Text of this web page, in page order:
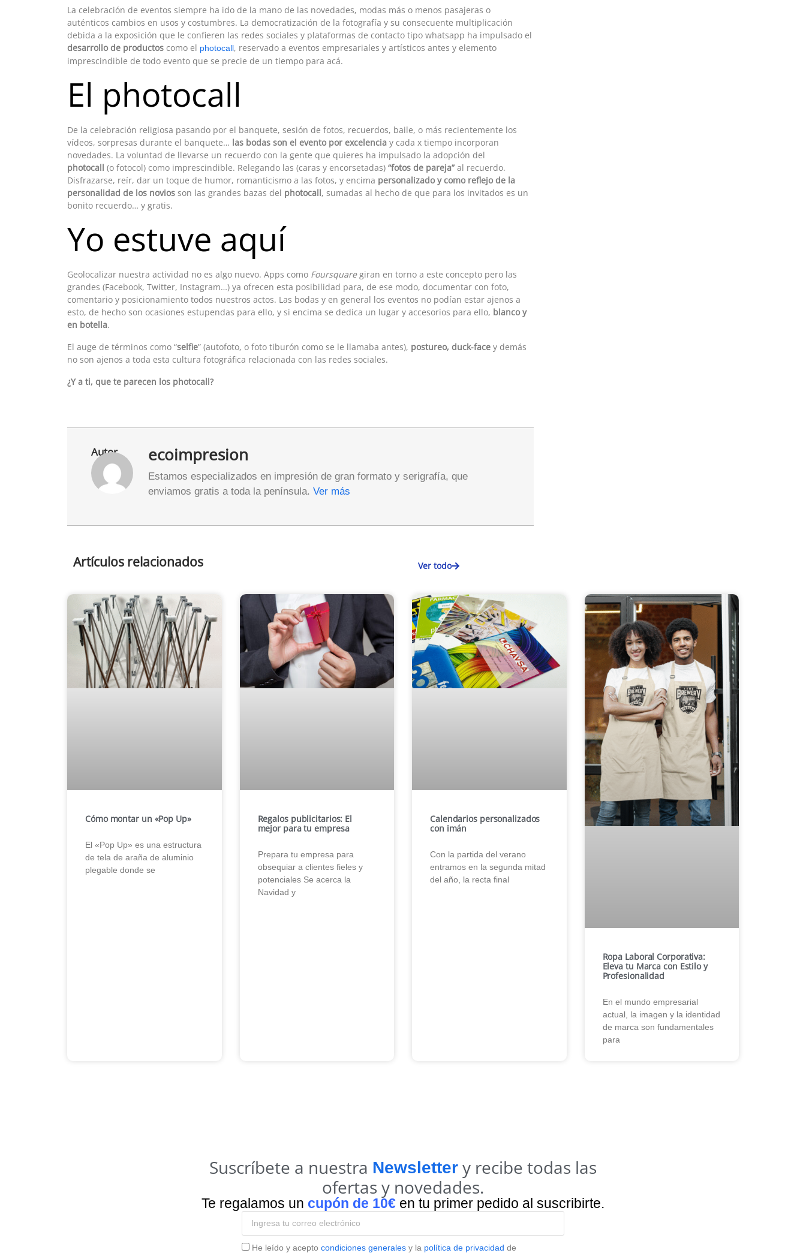
La celebración de eventos siempre ha ido de la mano de las novedades, modas más o menos pasajeras o
auténticos cambios en usos y costumbres. La democratización de la fotografía y su consecuente multiplicación
debida a la exposición que le confieren las redes sociales y plataformas de contacto tipo whatsapp ha impulsado el
desarrollo de productos como el photocall, reservado a eventos empresariales y artísticos antes y elemento
imprescindible de todo evento que se precie de un tiempo para acá.
El photocall
De la celebración religiosa pasando por el banquete, sesión de fotos, recuerdos, baile, o más recientemente los
vídeos, sorpresas durante el banquete… las bodas son el evento por excelencia y cada x tiempo incorporan
novedades. La voluntad de llevarse un recuerdo con la gente que quieres ha impulsado la adopción del
photocall (o fotocol) como imprescindible. Relegando las (caras y encorsetadas) “fotos de pareja” al recuerdo.
Disfrazarse, reír, dar un toque de humor, romanticismo a las fotos, y encima personalizado y como reflejo de la
personalidad de los novios son las grandes bazas del photocall, sumadas al hecho de que para los invitados es un
bonito recuerdo… y gratis.
Yo estuve aquí
Geolocalizar nuestra actividad no es algo nuevo. Apps como Foursquaregiran en torno a este concepto pero las
grandes (Facebook, Twitter, Instagram…) ya ofrecen esta posibilidad para, de ese modo, documentar con foto,
comentario y posicionamiento todos nuestros actos. Las bodas y en general los eventos no podían estar ajenos a
esto, de hecho son ocasiones estupendas para ello, y si encima se dedica un lugar y accesorios para ello, blanco y
en botella.
El auge de términos como “selfie” (autofoto, o foto tiburón como se le llamaba antes), postureo, duck-face y demás
no son ajenos a toda esta cultura fotográfica relacionada con las redes sociales.
¿Y a ti, que te parecen los photocall?
Autor ecoimpresion
Estamos especializados en impresión de gran formato y serigrafía, que
enviamos gratis a toda la península. Ver más
Artículos relacionados Ver todo
Cómo montar un «Pop Up»
El «Pop Up» es una estructura
de tela de araña de aluminio
plegable donde se
Regalos publicitarios: El
mejor para tu empresa
Prepara tu empresa para
obsequiar a clientes fieles y
potenciales Se acerca la
Navidad y
Calendarios personalizados
con imán
Con la partida del verano
entramos en la segunda mitad
del año, la recta final
Ropa Laboral Corporativa:
Eleva tu Marca con Estilo y
Profesionalidad
En el mundo empresarial
actual, la imagen y la identidad
de marca son fundamentales
para
Suscríbete a nuestra Newsletter y recibe todas las
ofertas y novedades.
Te regalamos un cupón de 10€ en tu primer pedido al suscribirte.
He leído y aceptocondiciones generales y la política de privacidad de